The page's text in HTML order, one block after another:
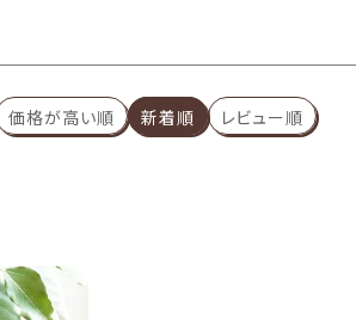
価格が高い順 新着順 レビュー順